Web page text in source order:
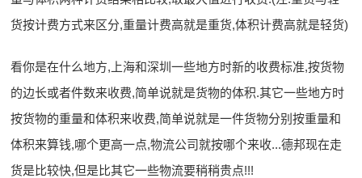
货按计费方式来区分,重量计费高就是重货,体积计费高就是轻货)
看你是在什么地方,上海和深圳一些地方时新的收费标准,按货物
的边长或者件数来收费,简单说就是货物的体积.其它一些地方时
按货物的重量和体积来收费,简单说就是一件货物分别按重量和
体积来算钱,哪个更高一点,物流公司就按哪个来收...德邦现在走
货是比较快,但是比其它一些物流要稍稍贵点!!!